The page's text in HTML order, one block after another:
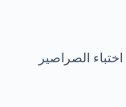
الصراصير